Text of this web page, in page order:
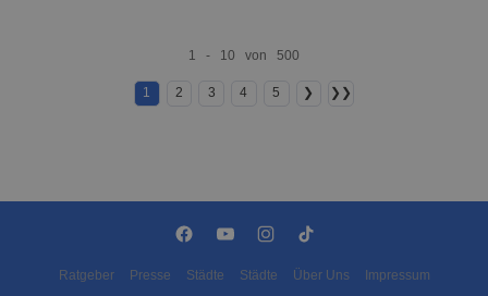
1 - 10 von 500
1 2 3 4 5 ❯ ❯❯
Ratgeber Presse Städte Städte Über Uns Impressum